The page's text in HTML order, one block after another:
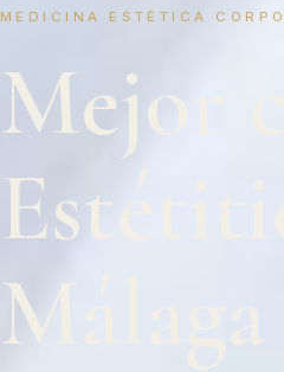
MEDICINA ESTÉTICA
Mejor
Málaga